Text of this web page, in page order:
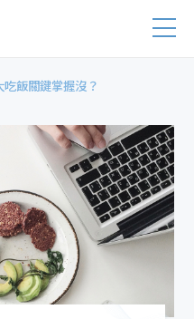
飯關鍵掌握沒？